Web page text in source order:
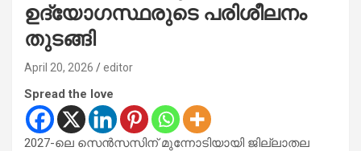
ഉദ്യോഗസ്ഥരുടെ പരിശീലനം
തുടങ്ങി
April 20, 2026 editor
Spread the love
2027-ലെ സെൻസസിന് മുന്നോടിയായി ജില്ലാതല